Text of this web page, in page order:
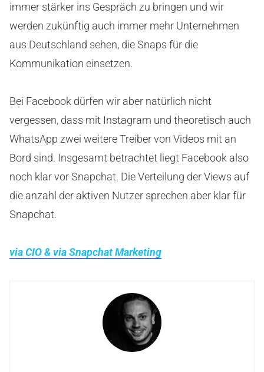
immer stärker ins Gespräch zu bringen und wir
werden zukünftig auch immer mehr Unternehmen
aus Deutschland sehen, die Snaps für die
Kommunikation einsetzen.
Bei Facebook dürfen wir aber natürlich nicht
vergessen, dass mit Instagram und theoretisch auch
WhatsApp zwei weitere Treiber von Videos mit an
Bord sind. Insgesamt betrachtet liegt Facebook also
noch klar vor Snapchat. Die Verteilung der Views auf
die anzahl der aktiven Nutzer sprechen aber klar für
Snapchat.
via CIO & via Snapchat Marketing